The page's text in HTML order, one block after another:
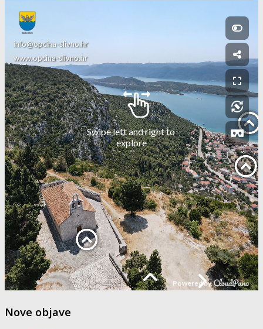
Nove objave